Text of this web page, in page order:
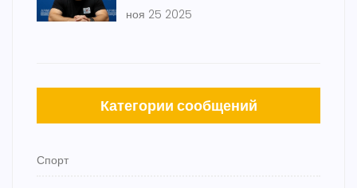
ноя 25 2025
Категории сообщений
Спорт